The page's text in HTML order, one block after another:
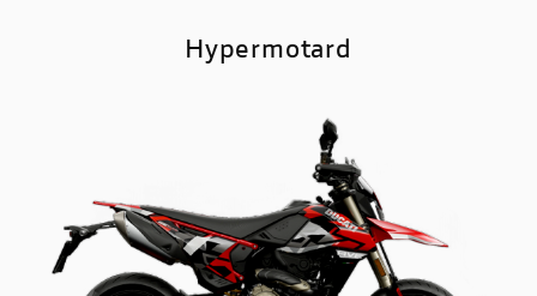
Hypermotard